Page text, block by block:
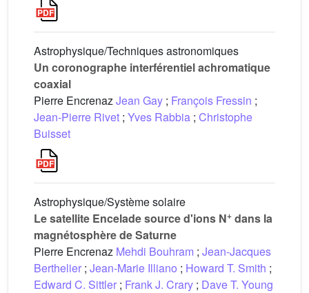
Astrophysique/Techniques astronomiques
Un coronographe interférentiel achromatique
coaxial
Pierre EncrenazJean Gay ; François Fressin ;
Jean-Pierre Rivet ; Yves Rabbia ; Christophe
Buisset
Astrophysique/Système solaire
Le satellite Encelade source d'ions N+ dans la
magnétosphère de Saturne
Pierre Encrenaz Mehdi Bouhram ; Jean-Jacques
Berthelier ; Jean-Marie Illiano ; Howard T. Smith ;
Edward C. Sittler ; Frank J. Crary ; Dave T. Young